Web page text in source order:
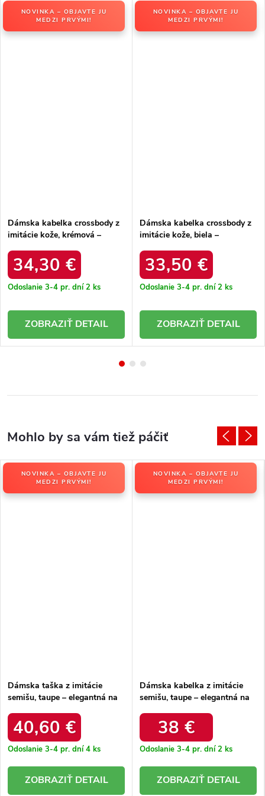
NOVINKA – OBJAVTE JU
MEDZI PRVÝMI!
Dámska kabelka crossbody z
imitácie kože, krémová –
/ H6911 ECRU
34,30 €
Odoslanie 3-4 pr. dní2 ks
DETAIL
NOVINKA – OBJAVTE JU
MEDZI PRVÝMI!
Dámska kabelka crossbody z
imitácie kože, biela –
/ F9951 BLANC
33,50 €
Odoslanie 3-4 pr. dní2 ks
DETAIL
NOVINKA – OBJAVTE JU
MEDZI PRVÝMI!
Dámska taška z imitácie
semišu, taupe – elegantná na
TAUPE
40,60 €
Odoslanie 3-4 pr. dní4 ks
DETAIL
NOVINKA – OBJAVTE JU
MEDZI PRVÝMI!
Dámska kabelka z imitácie
semišu, taupe – elegantná na
TAUPE38 €
Odoslanie 3-4 pr. dní2 ks
DETAIL